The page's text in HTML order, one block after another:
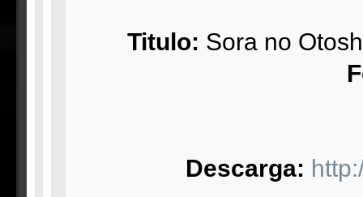
Titulo: Sora no
Descarga: